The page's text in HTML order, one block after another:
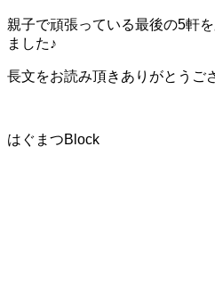
親子で頑張っている最後の5軒
ました♪
長文をお読み頂きありがとうご
はぐまつBlock